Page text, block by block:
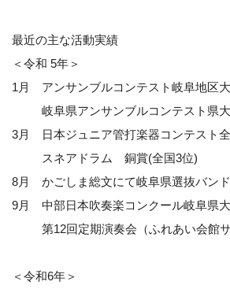
最近の主な活動実績
＜令和 5年＞
1月 アンサンブルコンテスト岐阜地区
岐阜県アンサンブルコンテスト県
3月 日本ジュニア管打楽器コンテスト
スネアドラム 銅賞(全国3位)
8月 かごしま総文にて岐阜県選抜バン
9月 中部日本吹奏楽コンクール岐阜県
第12回定期演奏会（ふれあい会館
＜令和6年＞